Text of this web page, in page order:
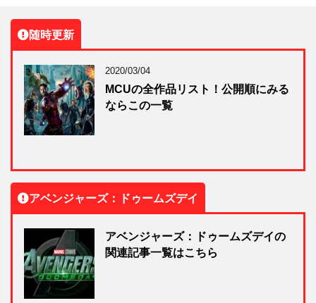
随時更新
2020/03/04
MCUの全作品リスト！公開順にみる
ならこの一覧
アベンジャーズ：ドゥームズデイ
アベンジャーズ：ドゥームズデイの
関連記事一覧はこちら